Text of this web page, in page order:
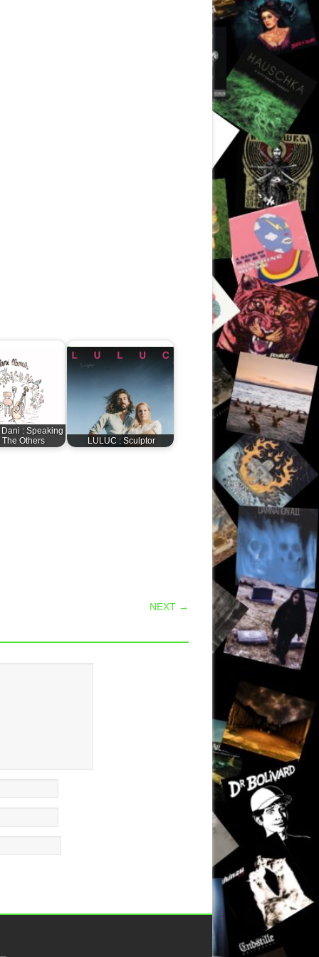
Dani : Speaking
The Others
LULUC : Sculptor
NEXT →